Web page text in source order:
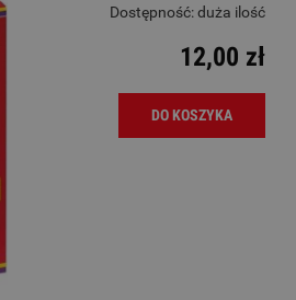
Dostępność:duża ilość
12,00 zł
DO KOSZYKA